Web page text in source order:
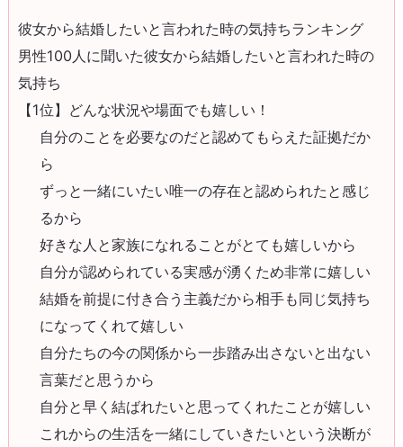
彼女から結婚したいと言われた時の気持ちランキング
男性100人に聞いた彼女から結婚したいと言われた時の
気持ち
【1位】どんな状況や場面でも嬉しい！
自分のことを必要なのだと認めてもらえた証拠だか
ら
ずっと一緒にいたい唯一の存在と認められたと感じ
るから
好きな人と家族になれることがとても嬉しいから
自分が認められている実感が湧くため非常に嬉しい
結婚を前提に付き合う主義だから相手も同じ気持ち
になってくれて嬉しい
自分たちの今の関係から一歩踏み出さないと出ない
言葉だと思うから
自分と早く結ばれたいと思ってくれたことが嬉しい
これからの生活を一緒にしていきたいという決断が